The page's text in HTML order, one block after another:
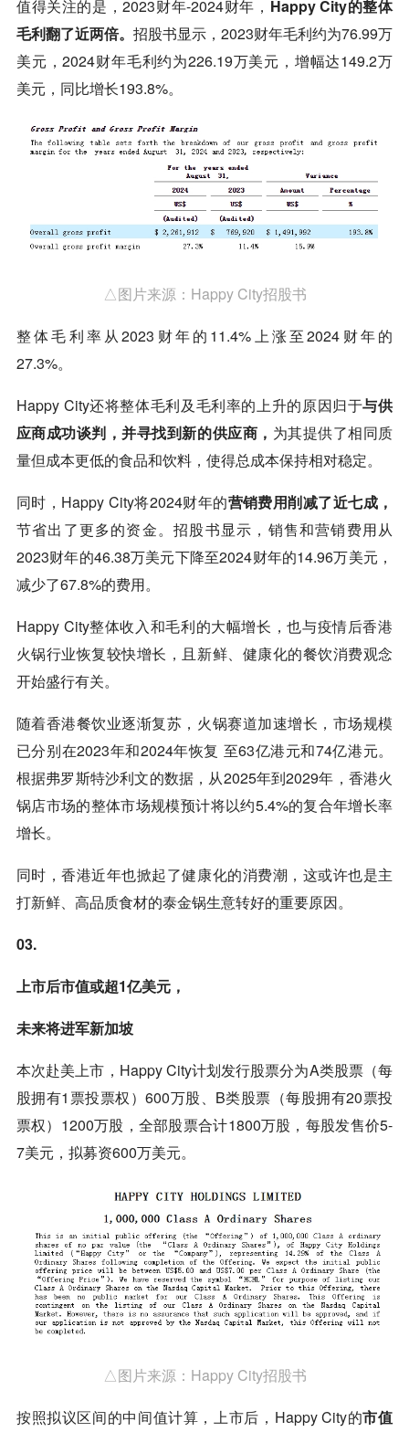
值得关注的是，2023财年-2024财年， Happy City的整体
毛利翻了近两倍。 招股书显示，2023财年毛利约为76.99万
美元，2024财年毛利约为226.19万美元，增幅达149.2万
美元，同比增长193.8%。
△图片来源：Happy City招股书
整体毛利率从2023财年的11.4%上涨至2024财年的
27.3%。
Happy City还将整体毛利及毛利率的上升的原因归于与供
应商成功谈判，并寻找到新的供应商， 为其提供了相同质
量但成本更低的食品和饮料，使得总成本保持相对稳定。
同时，Happy City将2024财年的营销费用削减了近七成，
节省出了更多的资金。招股书显示，销售和营销费用从
2023财年的46.38万美元下降至2024财年的14.96万美元，
减少了67.8%的费用。
Happy City整体收入和毛利的大幅增长，也与疫情后香港
火锅行业恢复较快增长，且新鲜、健康化的餐饮消费观念
开始盛行有关。
随着香港餐饮业逐渐复苏，火锅赛道加速增长，市场规模
已分别在2023年和2024年恢复 至63亿港元和74亿港元。
根据弗罗斯特沙利文的数据，从2025年到2029年，香港火
锅店市场的整体市场规模预计将以约5.4%的复合年增长率
增长。
同时，香港近年也掀起了健康化的消费潮，这或许也是主
打新鲜、高品质食材的泰金锅生意转好的重要原因。
03.
上市后市值或超1亿美元，
未来将进军新加坡
本次赴美上市，Happy City计划发行股票分为A类股票（每
股拥有1票投票权）600万股、B类股票（每股拥有20票投
票权）1200万股，全部股票合计1800万股，每股发售价5-
7美元，拟募资600万美元。
△图片来源：Happy City招股书
按照拟议区间的中间值计算，上市后，Happy City的市值